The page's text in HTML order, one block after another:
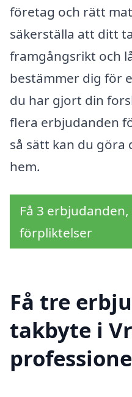
företag och rätt
säkerställa att ditt
framgångsrikt och
bestämmer dig för
du har gjort din
flera erbjudanden
så sätt kan du
hem.
Få 3
förpliktelser
Få tre
takbyte i